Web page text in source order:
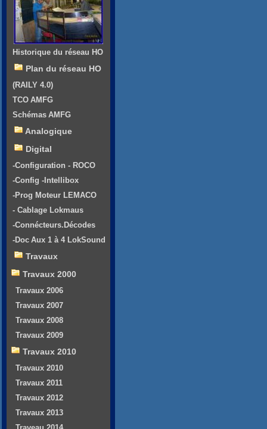
Historique du réseau HO
Plan du réseau HO
(RAILY 4.0)
TCO AMFG
Schémas AMFG
Analogique
Digital
-Configuration - ROCO
-Config -Intellibox
-Prog Moteur LEMACO
- Cablage Lokmaus
-Connécteurs.Décodes
-Doc Aux 1 à 4 LokSound
Travaux
Travaux 2000
Travaux 2006
Travaux 2007
Travaux 2008
Travaux 2009
Travaux 2010
Travaux 2010
Travaux 2011
Travaux 2012
Travaux 2013